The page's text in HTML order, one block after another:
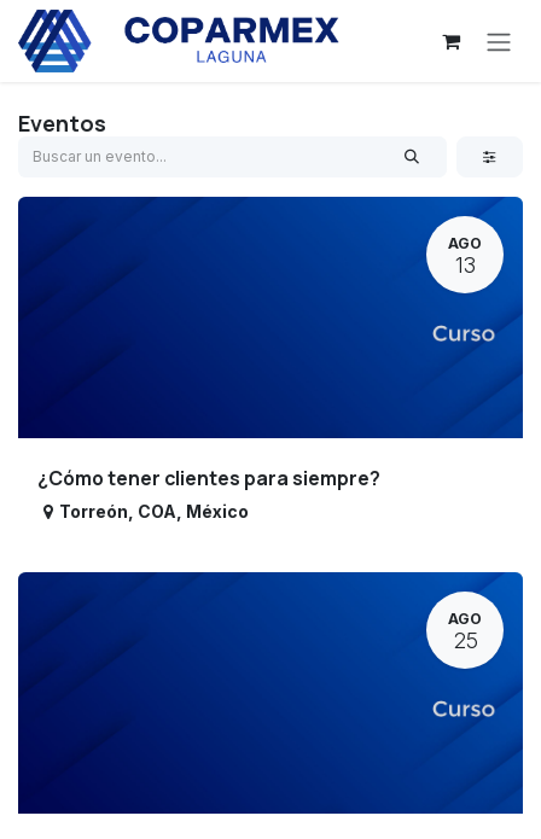
Ir al contenido
Eventos
AGO
13
¿Cómo tener clientes para siempre?
Torreón COA México
AGO
25